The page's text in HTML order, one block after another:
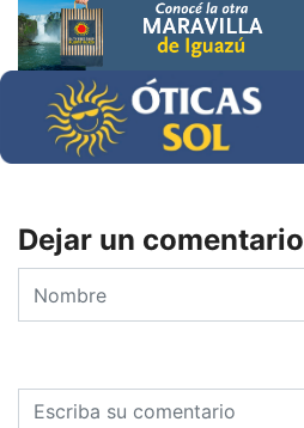
Dejar un comentario